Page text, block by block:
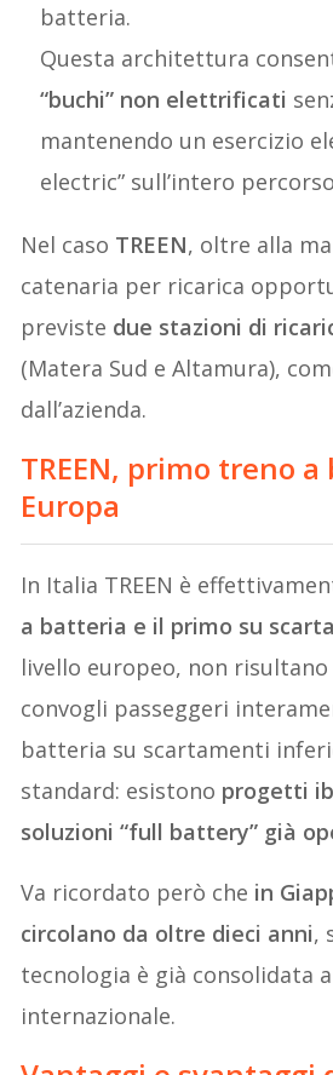
batteria.
Questa architettura
“buchi” non elettrificati
mantenendo un esercizio
electric” sull’intero
Nel caso TREEN, oltre alla
catenaria per ricarica
previste due stazioni di
(Matera Sud e Altamura),
dall’azienda.
TREEN, primo treno
Europa
In Italia TREEN è
a batteria e il primo su
livello europeo, non
convogli passeggeri
batteria su scartamenti
standard: esistono progetti
soluzioni “full battery” già
Va ricordato però che in
circolano da oltre dieci anni,
tecnologia è già consolidata
internazionale.